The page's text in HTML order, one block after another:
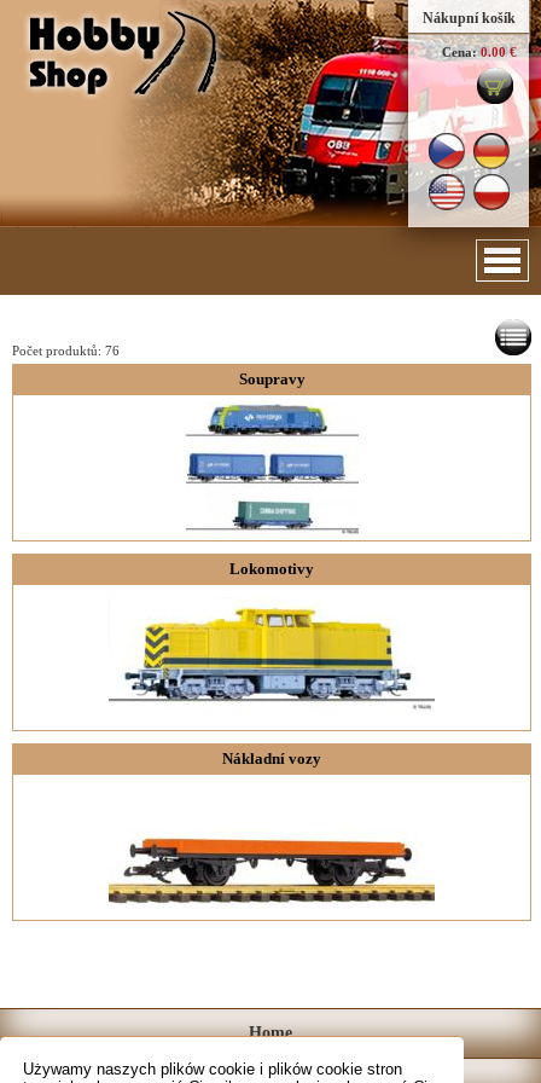
Używamy naszych plików cookie i plików cookie stron
Nákupní košík
Cena: 0.00 €
Počet produktů: 76
Soupravy
Lokomotivy
Nákladní vozy
Home